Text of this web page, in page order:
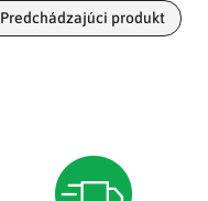
Predchádzajúci produkt